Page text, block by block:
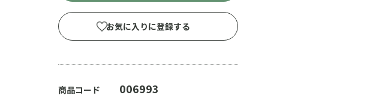
商品コード 006993
お気に入りに登録する